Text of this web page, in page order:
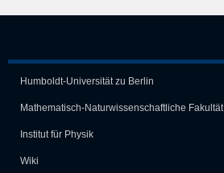
Humboldt-Universität zu Berlin
Mathematisch-Naturwissen­schaft­liche Fakultät
Institut für Physik
Wiki